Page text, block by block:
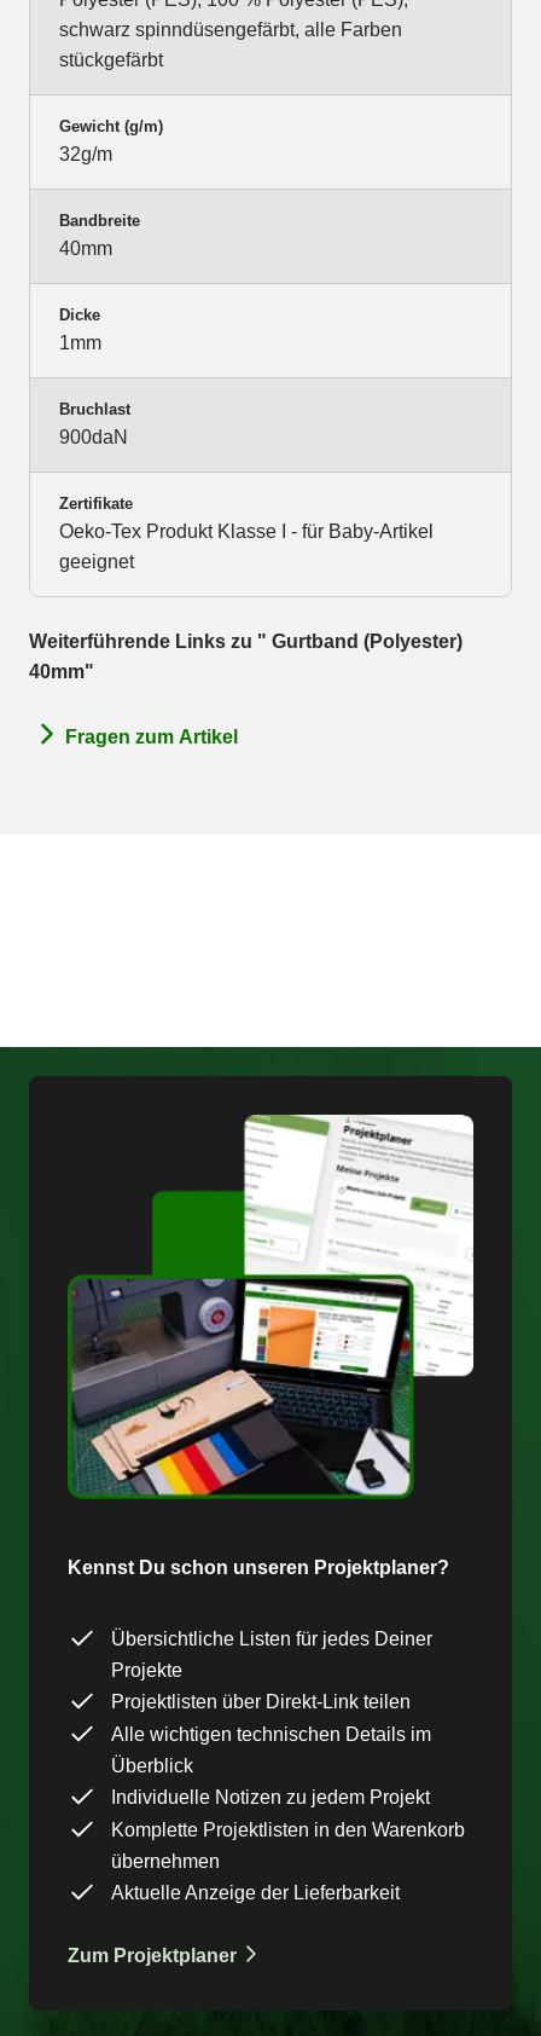
schwarz spinndüsengefärbt, alle Farben
stückgefärbt
Gewicht (g/m)
32g/m
Bandbreite
40mm
Dicke
1mm
Bruchlast
900daN
Zertifikate
Oeko-Tex Produkt Klasse I - für Baby-Artikel
geeignet
Weiterführende Links zu " Gurtband (Polyester)
40mm"
Fragen zum Artikel
Kennst Du schon unseren Projektplaner?
Übersichtliche Listen für jedes Deiner
Projekte
Projektlisten über Direkt-Link teilen
Alle wichtigen technischen Details im
Überblick
Individuelle Notizen zu jedem Projekt
Komplette Projektlisten in den Warenkorb
übernehmen
Aktuelle Anzeige der Lieferbarkeit
Zum Projektplaner